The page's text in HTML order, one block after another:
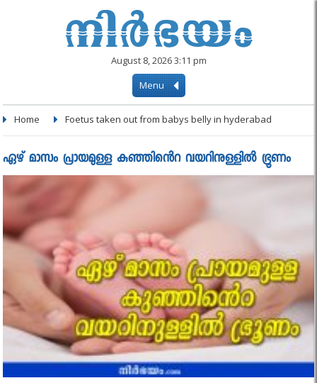
August 8, 2026 3:11 pm
Menu
Home Foetus taken out from babys belly in hyderabad
ഏഴ് മാസം പ്രായമുള്ള കുഞ്ഞിൻെറ വയറിനുള്ളിൽ ഭ്രൂണം